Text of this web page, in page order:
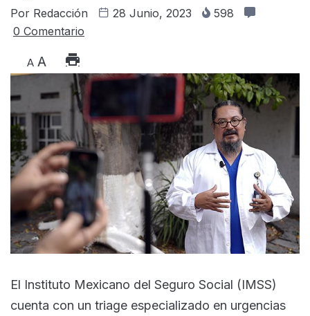
Por Redacción 28 Junio, 2023
598
0 Comentario
A A
El Instituto Mexicano del Seguro Social (IMSS)
cuenta con un triage especializado en urgencias